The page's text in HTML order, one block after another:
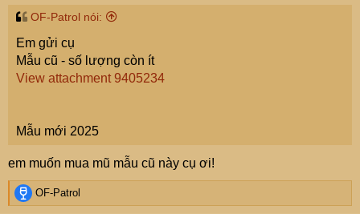
OF-Patrol nói:
Em gửi cụ
Mẫu cũ - số lượng còn ít
View attachment 9405234
Mẫu mới 2025
em muốn mua mũ mẫu cũ này cụ ơi!
R
e
OF-Patrol